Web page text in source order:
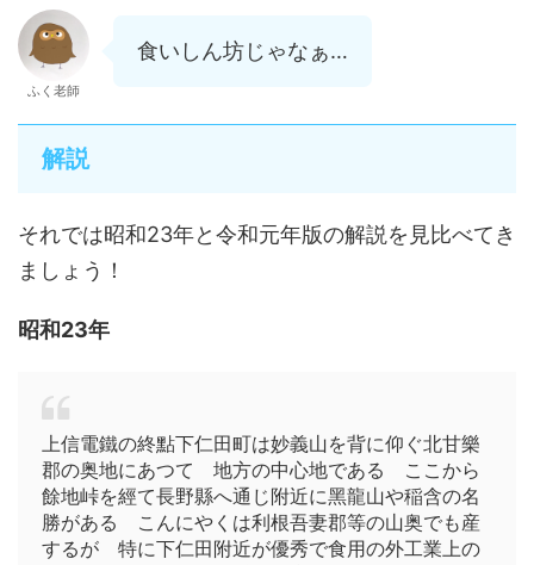
ふく老師
食いしん坊じゃなぁ…
解説
それでは昭和23年と令和元年版の解説を見比べてき
ましょう！
昭和23年
上信電鐵の終點下仁田町は妙義山を背に仰ぐ北甘樂
郡の奥地にあつて 地方の中心地である ここから
餘地峠を經て長野縣へ通じ附近に黑龍山や稲含の名
勝がある こんにやくは利根吾妻郡等の山奥でも産
するが 特に下仁田附近が優秀で食用の外工業上の